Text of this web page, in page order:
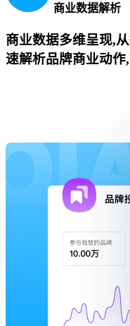
商业数据解析
商业数据多维呈现,
速解析品牌商业动作